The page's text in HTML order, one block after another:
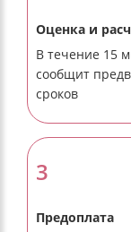
Оценка и
В течение 15
сообщит
сроков
3
Предоплата